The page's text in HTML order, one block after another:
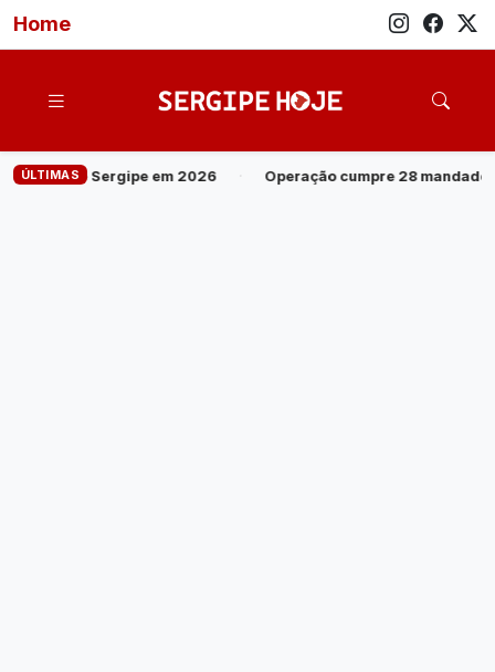
Home
ÚLTIMAS
· Operação cumpre 28 mandados contra grupo